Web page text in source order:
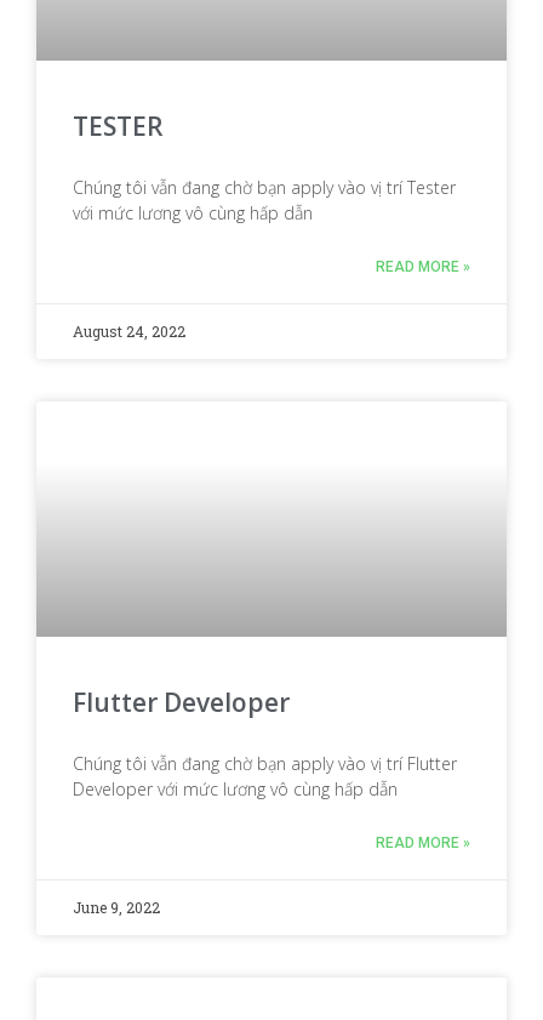
TESTER
Chúng tôi vẫn đang chờ bạn apply vào vị trí Tester
với mức lương vô cùng hấp dẫn
READ MORE »
August 24, 2022
Flutter Developer
Chúng tôi vẫn đang chờ bạn apply vào vị trí Flutter
Developer với mức lương vô cùng hấp dẫn
READ MORE »
June 9, 2022